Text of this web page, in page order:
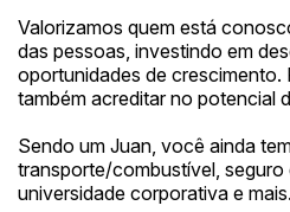
Valorizamos quem está
das pessoas, investindo em
oportunidades de
também acreditar no potencial
Sendo um Juan, você ainda
transporte/combustível,
universidade corporativa e